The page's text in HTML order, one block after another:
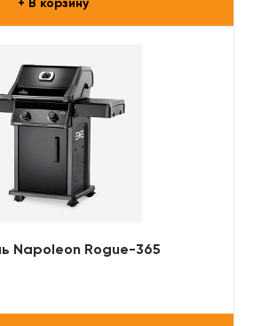
+ В корзину
Napoleon Rogue-365